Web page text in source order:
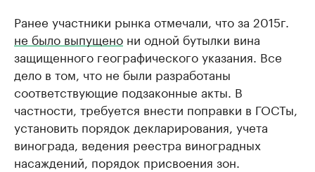
Ранее участники рынка отмечали, что за 2015г.
не было выпущено ни одной бутылки вина
защищенного географического указания. Все
дело в том, что не были разработаны
соответствующие подзаконные акты. В
частности, требуется внести поправки в ГОСТы,
установить порядок декларирования, учета
винограда, ведения реестра виноградных
насаждений, порядок присвоения зон.